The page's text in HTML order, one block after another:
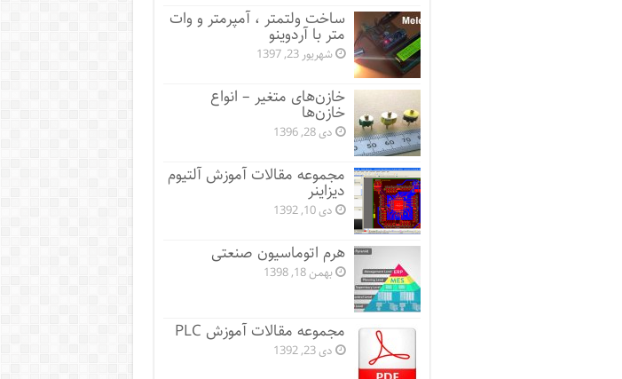
ساخت ولتمتر ، آمپرمتر و وات
متر با آردوینو
شهریور 23, 1397
خازن‌های متغیر – انواع
خازن‌ها
دی 28, 1396
مجموعه مقالات آموزش آلتیوم
دیزاینر
دی 10, 1392
هرم اتوماسیون صنعتی
بهمن 18, 1398
مجموعه مقالات آموزش PLC
دی 23, 1392